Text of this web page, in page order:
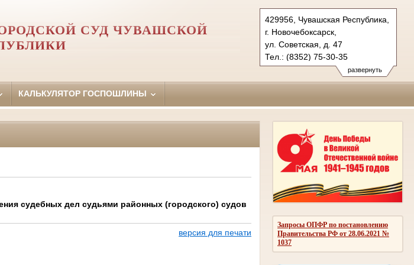
развернуть
429956, Чувашская Республика,
г. Новочебоксарск,
ул. Советская, д. 47
Тел.: (8352) 75-30-35
novocheboksarsky.chv@sudrf.ru
СУД ЧУВАШСКОЙ
КАЛЬКУЛЯТОР ГОСПОШЛИНЫ
Запросы ОПФР по постановлению
Правительства РФ от 28.06.2021 №
1037
судебных дел судьями районных (городского) судов
версия для печати